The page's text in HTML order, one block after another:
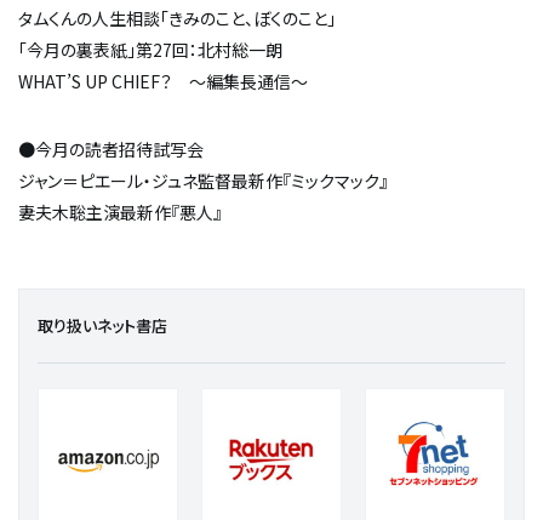
タムくんの人生相談「きみのこと、ぼくのこと」
「今月の裏表紙」第27回：北村総一朗
WHAT’S UP CHIEF？ ～編集長通信～
●今月の読者招待試写会
ジャン＝ピエール・ジュネ監督最新作『ミックマック』
妻夫木聡主演最新作『悪人』
取り扱いネット書店